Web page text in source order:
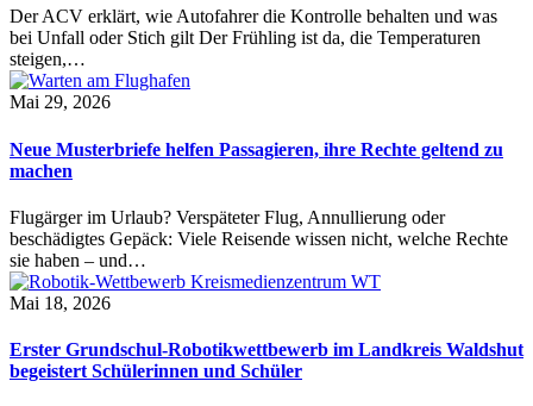
Der ACV erklärt, wie Autofahrer die Kontrolle behalten und was
bei Unfall oder Stich gilt Der Frühling ist da, die Temperaturen
steigen,…
Mai 29, 2026
Neue Musterbriefe helfen Passagieren, ihre Rechte geltend zu
machen
Flugärger im Urlaub? Verspäteter Flug, Annullierung oder
beschädigtes Gepäck: Viele Reisende wissen nicht, welche Rechte
sie haben – und…
Mai 18, 2026
Erster Grundschul-Robotikwettbewerb im Landkreis Waldshut
begeistert Schülerinnen und Schüler